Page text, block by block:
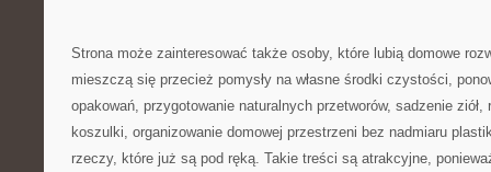
Strona może zainteresować także osoby, które lubią domowe
mieszczą się przecież pomysły na własne środki czystości,
opakowań, przygotowanie naturalnych przetworów, sadzenie
koszulki, organizowanie domowej przestrzeni bez nadmiaru
rzeczy, które już są pod ręką. Takie treści są atrakcyjne,